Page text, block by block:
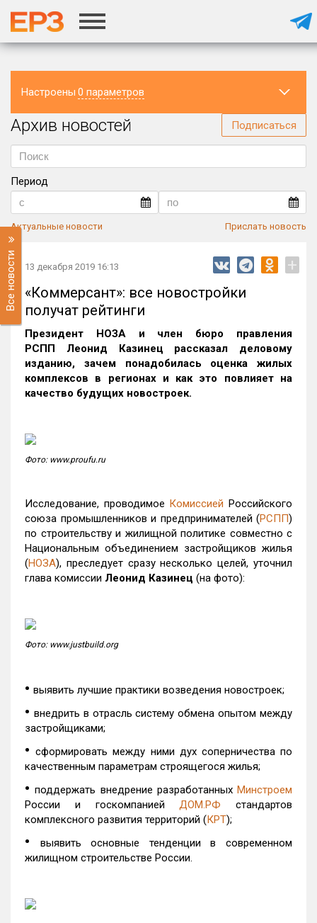
Настроены 0 параметров
Регион
Архив новостей Подписаться
Период
Актуальные новости Прислать новость
Все новости 13 декабря 2019 16:13 +
«Коммерсант»: все новостройки
получат рейтинги
Президент НОЗА и член бюро правления
РСПП Леонид Казинец рассказал деловому
изданию, зачем понадобилась оценка жилых
комплексов в регионах и как это повлияет на
качество будущих новостроек.
Фото: www.proufu.ru
Исследование, проводимое Комиссией Российского
союза промышленников и предпринимателей (РСПП)
по строительству и жилищной политике совместно с
Национальным объединением застройщиков жилья
(НОЗА), преследует сразу несколько целей, уточнил
глава комиссии Леонид Казинец (на фото):
Фото: www.justbuild.org
• выявить лучшие практики возведения новостроек;
• внедрить в отрасль систему обмена опытом между
застройщиками;
•сформировать между ними дух соперничества по
качественным параметрам строящегося жилья;
•поддержать внедрение разработанных Минстроем
России и госкомпаниейДОМ.РФ стандартов
комплексного развития территорий (КРТ);
•
выявить основные тенденции в современном
жилищном строительстве России.